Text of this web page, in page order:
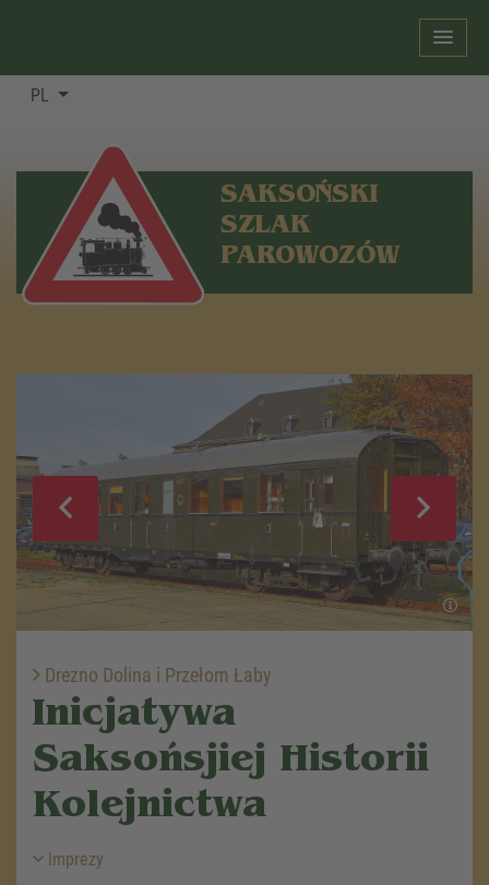
PL
SAKSOŃSKI
SZLAK
PAROWOZÓW
Drezno Dolina i Przełom Łaby
Inicjatywa
Saksońsjiej Historii
Kolejnictwa
Imprezy